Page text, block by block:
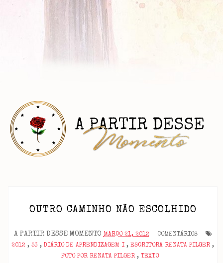
OUTRO CAMINHO NÃO ESCOLHIDO
A PARTIR DESSE MOMENTO MARÇO 21, 2012
COMENTÁRIOS
2012 , 53 , DIÁRIO DE APRENDIZAGEM I , ESCRITORA RENATA PILGER ,
FOTO POR RENATA PILGER, TEXTO